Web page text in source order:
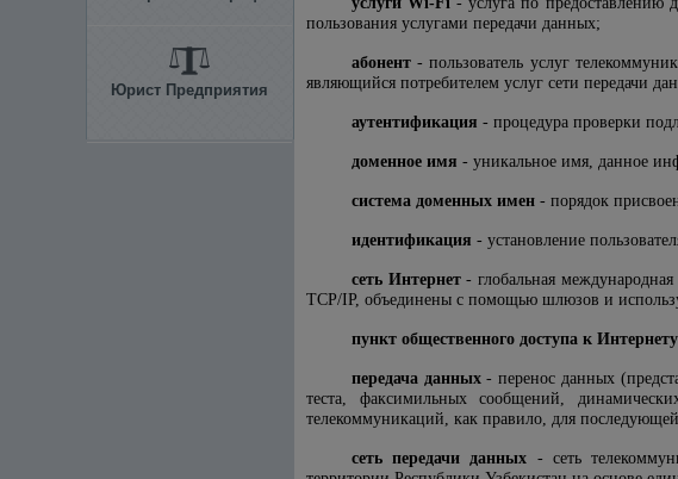
Юрист Предприятия
пользования услугами передачи данных;
абонент - пользователь услуг
являющийся потребителем услуг сети передачи
аутентификация - процедура проверки
доменное имя - уникальное имя, данное
система доменных имен - порядок
идентификация - установление
сеть Интернет- глобальная международная
ТСР/IP, объединены с помощью шлюзов и
пункт общественного доступа к Интернету
передача данных- перенос данных
теста, факсимильных сообщений,
телекоммуникаций, как правило, для
сеть передачи данных - сеть